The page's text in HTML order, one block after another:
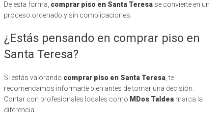
De esta forma, comprar piso en Santa Teresa se convierte en un
proceso ordenado y sin complicaciones.
¿Estás pensando en comprar piso en
Santa Teresa?
Si estás valorando comprar piso en Santa Teresa, te
recomendamos informarte bien antes de tomar una decisión.
Contar con profesionales locales como MDos Taldea marca la
diferencia.